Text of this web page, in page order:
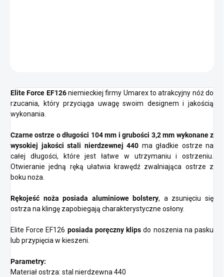
Elite Force EF126niemieckiej firmy Umarex to atrakcyjny nóż do
rzucania, który przyciąga uwagę swoim designem i jakością
wykonania.
Czarne ostrze o długości 104 mm i grubości 3,2 mm wykonane z
wysokiej jakości stali nierdzewnej 440 ma gładkie ostrze na
całej długości, które jest łatwe w utrzymaniu i ostrzeniu.
Otwieranie jedną ręką ułatwia krawędź zwalniająca ostrze z
boku noża.
Rękojeść noża posiada aluminiowe bolstery, a zsunięciu się
ostrza na klingę zapobiegają charakterystyczne osłony.
Elite Force EF126 posiada poręczny klips do noszenia na pasku
lub przypięcia w kieszeni.
Parametry:
Materiał ostrza: stal nierdzewna 440